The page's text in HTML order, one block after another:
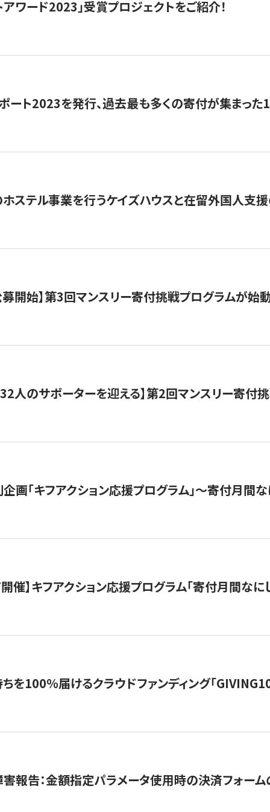
アワード2023」受賞プロジェクトをご紹介！
ート2023を発行、過去最も多くの寄付が集まった
ステル事業を行うケイズハウスと在留外国人支
開始】第3回マンスリー寄付挑戦プログラムが始
人のサポーターを迎える】第2回マンスリー寄付
画「キフアクション応援プログラム」〜寄付月間
催】キフアクション応援プログラム「寄付月間なに
を100％届けるクラウドファンディング「
害報告：金額指定パラメータ使用時の決済フォー